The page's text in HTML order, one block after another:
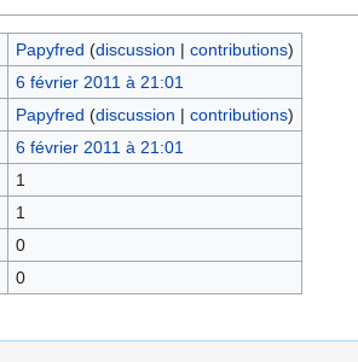
Papyfred (discussion | contributions)
6 février 2011 à 21:01
Papyfred (discussion | contributions)
6 février 2011 à 21:01
1
1
0
0